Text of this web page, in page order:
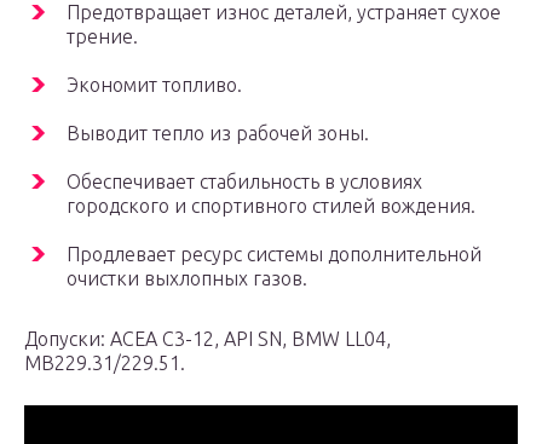
Предотвращает износ деталей, устраняет сухое
трение.
Экономит топливо.
Выводит тепло из рабочей зоны.
Обеспечивает стабильность в условиях
городского и спортивного стилей вождения.
Продлевает ресурс системы дополнительной
очистки выхлопных газов.
Допуски: АСЕА С3-12, API SN, BMW LL04,
MB229.31/229.51.